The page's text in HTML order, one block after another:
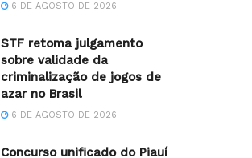
6 DE AGOSTO DE 2026
STF retoma julgamento
sobre validade da
criminalização de jogos de
azar no Brasil
6 DE AGOSTO DE 2026
Concurso unificado do Piauí